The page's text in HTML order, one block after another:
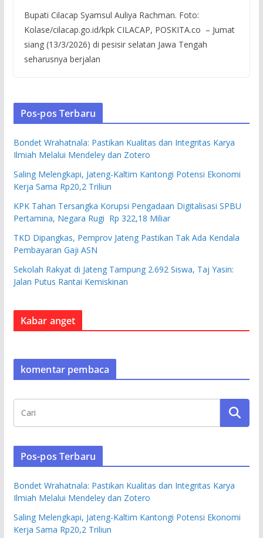
Bupati Cilacap Syamsul Auliya Rachman. Foto:
Kolase/cilacap.go.id/kpk CILACAP, POSKITA.co – Jumat
siang (13/3/2026) di pesisir selatan Jawa Tengah
seharusnya berjalan
Pos-pos Terbaru
Bondet Wrahatnala: Pastikan Kualitas dan Integritas Karya
Ilmiah Melalui Mendeley dan Zotero
Saling Melengkapi, Jateng-Kaltim Kantongi Potensi Ekonomi
Kerja Sama Rp20,2 Triliun
KPK Tahan Tersangka Korupsi Pengadaan Digitalisasi SPBU
Pertamina, Negara Rugi Rp 322,18 Miliar
TKD Dipangkas, Pemprov Jateng Pastikan Tak Ada Kendala
Pembayaran Gaji ASN
Sekolah Rakyat di Jateng Tampung 2.692 Siswa, Taj Yasin:
Jalan Putus Rantai Kemiskinan
Kabar anget
komentar pembaca
Pos-pos Terbaru
Bondet Wrahatnala: Pastikan Kualitas dan Integritas Karya
Ilmiah Melalui Mendeley dan Zotero
Saling Melengkapi, Jateng-Kaltim Kantongi Potensi Ekonomi
Kerja Sama Rp20,2 Triliun